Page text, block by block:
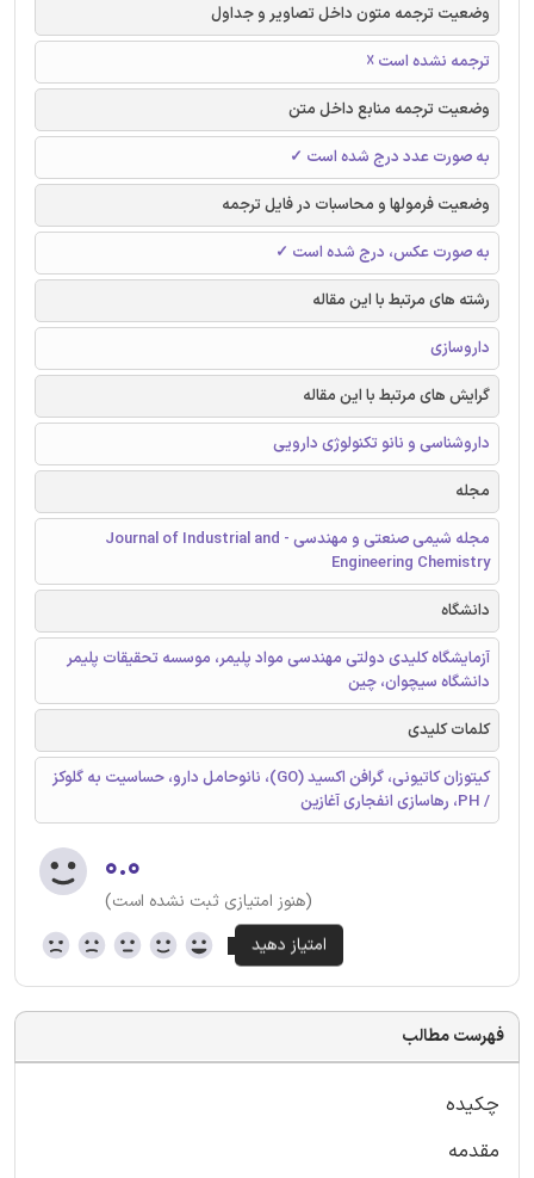
وضعیت ترجمه متون داخل تصاویر و جداول
ترجمه نشده است ☓
وضعیت ترجمه منابع داخل متن
به صورت عدد درج شده است ✓
وضعیت فرمولها و محاسبات در فایل ترجمه
به صورت عکس، درج شده است ✓
رشته های مرتبط با این مقاله
داروسازی
گرایش های مرتبط با این مقاله
داروشناسی و نانو تکنولوژی دارویی
مجله
مجله شیمی صنعتی و مهندسی - Journal of Industrial and
Engineering Chemistry
دانشگاه
آزمایشگاه کلیدی دولتی مهندسی مواد پلیمر، موسسه تحقیقات پلیمر
دانشگاه سیچوان، چین
کلمات کلیدی
کیتوزان کاتیونی، گرافن اکسید (GO)، نانوحامل دارو، حساسیت به گلوکز
/ PH، رهاسازی انفجاری آغازین
۰.۰
(هنوز امتیازی ثبت نشده است)
فهرست مطالب
چکیده
مقدمه